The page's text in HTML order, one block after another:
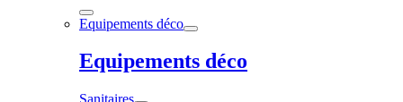
Equipements déco
Equipements déco